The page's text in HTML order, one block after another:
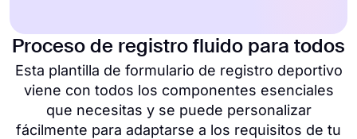
Proceso de registro fluido para todos
Esta plantilla de formulario de registro deportivo
viene con todos los componentes esenciales
que necesitas y se puede personalizar
fácilmente para adaptarse a los requisitos de tu